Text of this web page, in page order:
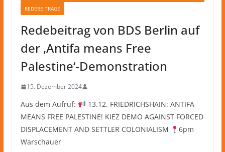
REDEBEITRÄGE
Redebeitrag von BDS Berlin auf
der ‚Antifa means Free
Palestine‘-Demonstration
15. Dezember 2024
Aus dem Aufruf:
13.12. FRIEDRICHSHAIN: ANTIFA
MEANS FREE PALESTINE! KIEZ DEMO AGAINST FORCED
DISPLACEMENT AND SETTLER COLONIALISM
6pm
Warschauer